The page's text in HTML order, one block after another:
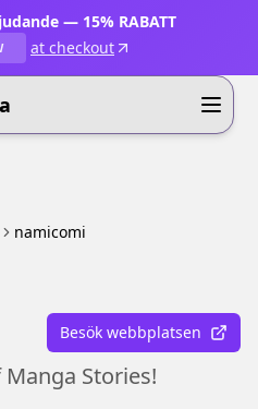
— 15% RABATT
at checkout
namicomi
Besök webbplatsen
Stories!